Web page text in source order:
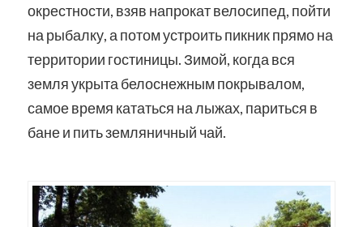
окрестности, взяв напрокат велосипед, пойти
на рыбалку, а потом устроить пикник прямо на
территории гостиницы. Зимой, когда вся
земля укрыта белоснежным покрывалом,
самое время кататься на лыжах, париться в
бане и пить земляничный чай.